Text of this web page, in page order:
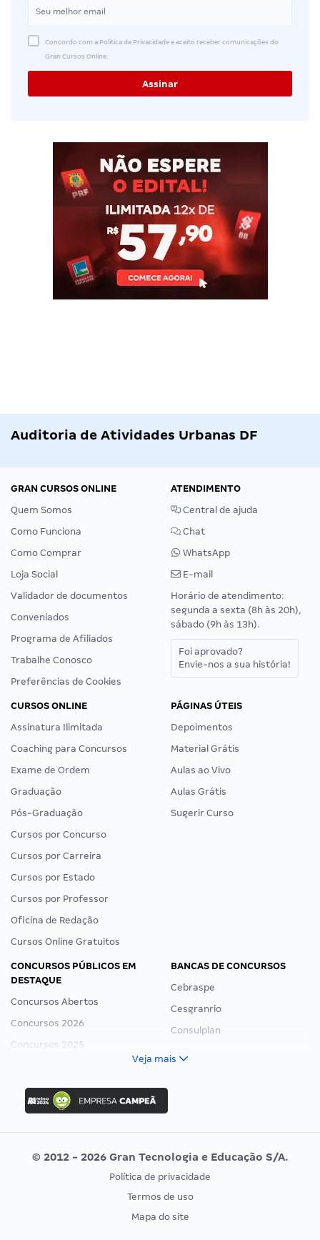
Concordo com a Política de Privacidade e aceito receber comunicações do
Gran Cursos Online.
Auditoria de Atividades Urbanas DF
GRAN CURSOS ONLINE
Quem Somos
Como Funciona
Como Comprar
Loja Social
Validador de documentos
Conveniados
Programa de Afiliados
Trabalhe Conosco
Preferências de Cookies
ATENDIMENTO
Central de ajuda
Chat
WhatsApp
E-mail
Horário de atendimento:
segunda a sexta (8h às 20h),
sábado (9h às 13h).
Foi aprovado?
Envie-nos a sua história!
CURSOS ONLINE
Assinatura Ilimitada
Coaching para Concursos
Exame de Ordem
Graduação
Pós-Graduação
Cursos por Concurso
Cursos por Carreira
Cursos por Estado
Cursos por Professor
Oficina de Redação
Cursos Online Gratuitos
PÁGINAS ÚTEIS
Depoimentos
Material Grátis
Aulas ao Vivo
Aulas Grátis
Sugerir Curso
CONCURSOS PÚBLICOS EM
DESTAQUE
Concursos Abertos
Concursos 2026
Concursos 2025
Concurso Ibama
Concurso MPU
Editais publicados
BANCAS DE CONCURSOS
Cebraspe
Cesgranrio
Consulplan
Vunesp
CONCURSOS POR PROFISSÃO
EXAME DE ORDEM
Veja mais
© 2012 - 2026 Gran Tecnologia e Educação S/A.
Política de privacidade
Termos de uso
Mapa do site